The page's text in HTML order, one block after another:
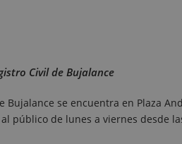
Civil de Bujalance
Bujalance se encuentra en Plaza
público de lunes a viernes desde